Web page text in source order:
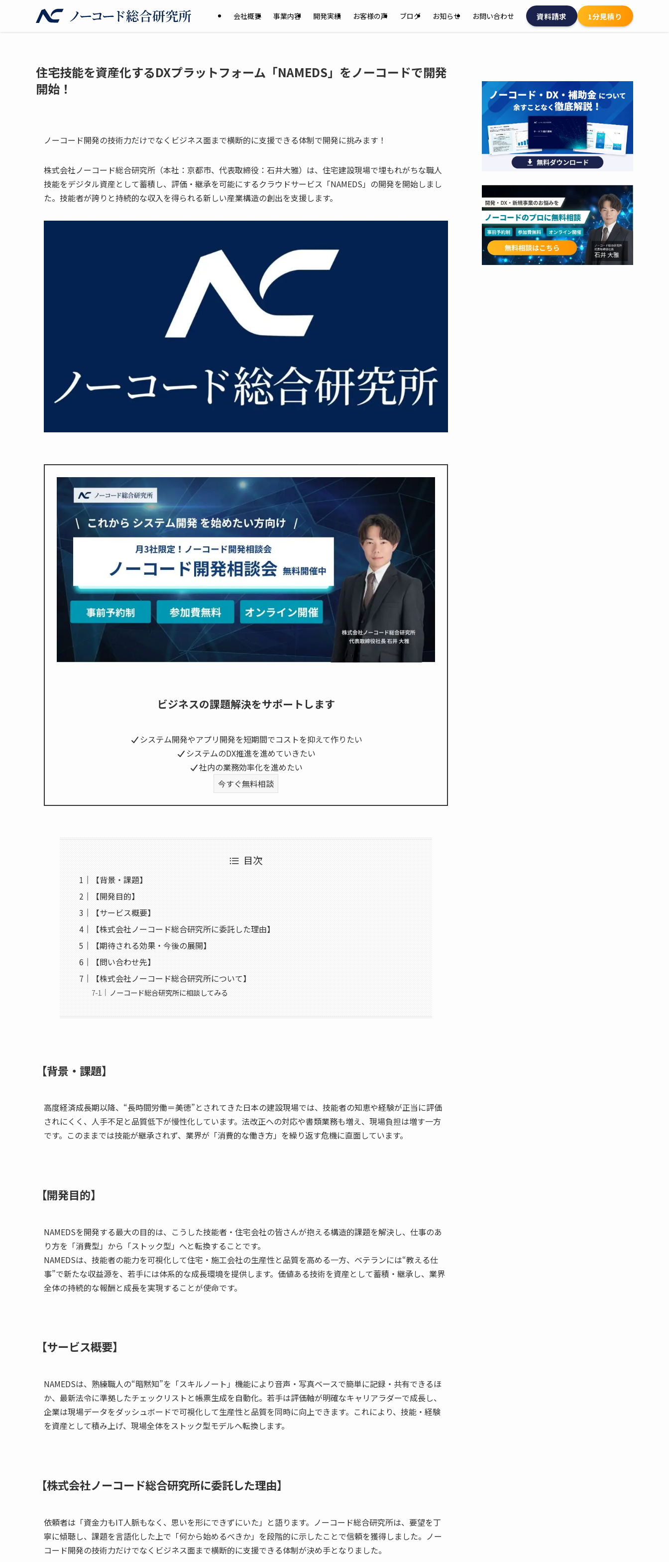
会社概要 事業内容 開発実績 お客様の声 ブログ お知らせ お問い合わせ 資料請求 1分見積り
住宅技能を資産化するDXプラットフォーム「NAMEDS」をノーコードで開発
開始！
ノーコード開発の技術力だけでなくビジネス面まで横断的に支援できる体制で開発に挑みます！
株式会社ノーコード総合研究所（本社：京都市、代表取締役：石井大雅）は、住宅建設現場で埋もれがちな職人
技能をデジタル資産として蓄積し、評価・継承を可能にするクラウドサービス「NAMEDS」の開発を開始しまし
た。技能者が誇りと持続的な収入を得られる新しい産業構造の創出を支援します。
ビジネスの課題解決をサポートします
システム開発やアプリ開発を短期間でコストを抑えて作りたい
システムのDX推進を進めていきたい
社内の業務効率化を進めたい
今すぐ無料相談
目次
【背景・課題】
【開発目的】
【サービス概要】
【株式会社ノーコード総合研究所に委託した理由】
【期待される効果・今後の展開】
【問い合わせ先】
【株式会社ノーコード総合研究所について】
ノーコード総合研究所に相談してみる
【背景・課題】
高度経済成長期以降、“長時間労働＝美徳”とされてきた日本の建設現場では、技能者の知恵や経験が正当に評価
されにくく、人手不足と品質低下が慢性化しています。法改正への対応や書類業務も増え、現場負担は増す一方
です。このままでは技能が継承されず、業界が「消費的な働き方」を繰り返す危機に直面しています。
【開発目的】
NAMEDSを開発する最大の目的は、こうした技能者・住宅会社の皆さんが抱える構造的課題を解決し、仕事のあ
り方を「消費型」から「ストック型」へと転換することです。
NAMEDSは、技能者の能力を可視化して住宅・施工会社の生産性と品質を高める一方、ベテランには“教える仕
事”で新たな収益源を、若手には体系的な成長環境を提供します。価値ある技術を資産として蓄積・継承し、業界
全体の持続的な報酬と成長を実現することが使命です。
【サービス概要】
NAMEDSは、熟練職人の“暗黙知”を「スキルノート」機能により音声・写真ベースで簡単に記録・共有できるほ
か、最新法令に準拠したチェックリストと帳票生成を自動化。若手は評価軸が明確なキャリアラダーで成長し、
企業は現場データをダッシュボードで可視化して生産性と品質を同時に向上できます。これにより、技能・経験
を資産として積み上げ、現場全体をストック型モデルへ転換します。
【株式会社ノーコード総合研究所に委託した理由】
依頼者は「資金力もIT人脈もなく、思いを形にできずにいた」と語ります。ノーコード総合研究所は、要望を丁
寧に傾聴し、課題を言語化した上で「何から始めるべきか」を段階的に示したことで信頼を獲得しました。ノー
コード開発の技術力だけでなくビジネス面まで横断的に支援できる体制が決め手となりました。